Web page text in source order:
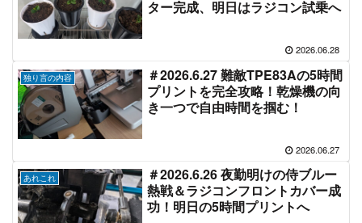
ター完成、明日はラジコン試乗へ
2026.06.28
独り言の内容
＃2026.6.27 難敵TPE83Aの5時間
プリントを完全攻略！乾燥機の向
き一つで自由時間を掴む！
2026.06.27
あれこれ
＃2026.6.26 夜勤明けの侍ブルー
熱戦＆ラジコンフロントカバー成
功！明日の5時間プリントへ